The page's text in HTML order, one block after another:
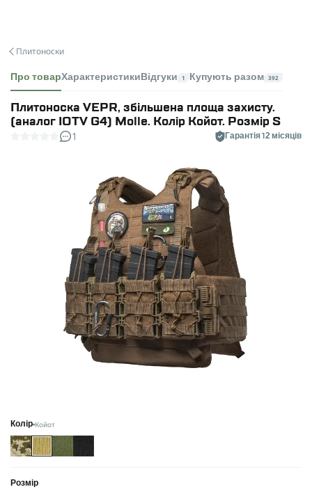
Плитоноски
Про товарХарактеристики Відгуки 1 Купують разом 392
Плитоноска VEPR, збільшена площа захисту.
(аналог IOTV G4) Molle. Колір Койот. Розмір S
1 Гарантія 12 місяців
Колір Койот
Розмір